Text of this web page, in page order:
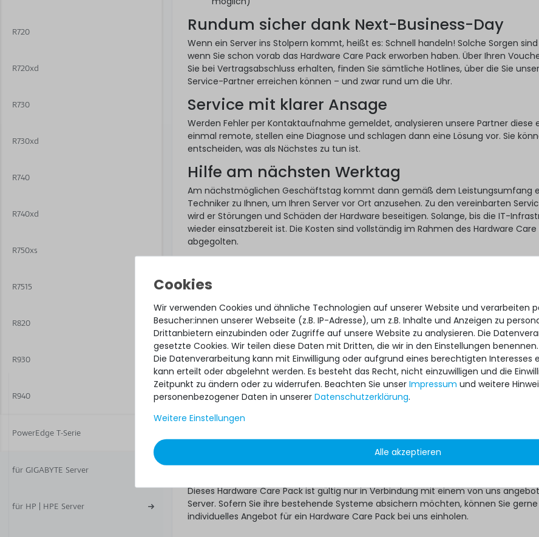
R720
R720xd
R730
R730xd
R740
R740xd
R750xs
R7515
R820
R930
R940
PowerEdge T-Serie
für GIGABYTE Server
für HP | HPE Server
Rundum sicher dank Next-Business-Day
Wenn ein Server ins Stolpern kommt, heißt es: Schnell handeln! Solche Sorgen sind
wenn Sie schon vorab das Hardware Care Pack erworben haben. Über Ihren
Sie bei Vertragsabschluss erhalten, finden Sie sämtliche Hotlines, über die Sie
Service-Partner erreichen können – und zwar rund um die Uhr.
Service mit klarer Ansage
Werden Fehler per Kontaktaufnahme gemeldet, analysieren unsere Partner diese
einmal remote, stellen eine Diagnose und schlagen dann eine Lösung vor. Sie
entscheiden, was als Nächstes zu tun ist.
Hilfe am nächsten Werktag
Am nächstmöglichen Geschäftstag kommt dann gemäß dem Leistungsumfang
Techniker zu Ihnen, um Ihren Server vor Ort anzusehen. Zu den vereinbarten
wird er Störungen und Schäden der Hardware beseitigen. Solange, bis die IT-
wieder einsatzbereit ist. Die Kosten sind vollständig im Rahmen des Hardware Care
abgegolten.
Ein Hardware Care Pack ist die ideale Ergänzung zur gesetzlichen Gewährleistung
unseres Next-Business-Day Hardware Care Packs mit nur wenigen Klicks tun:
Hardware Care Pack für passendes Modell auf Servershop24.de aussuchen
gewünschte Service-Variante mit der geeigneten Laufzeit auswählen
Und bestellen! Falls nicht anders festgelegt, wird Ihr individuelles Hardware Care
Tage nach Lieferung automatisch aktiviert.
Was noch?
Das angebotene Hardware Care Pack erweitert Ihren Schutz. Ihre gesetzlichen
ob das Hardware Care Pack in Anspruch genommen wird, im Rahmen der jeweiligen
Dieses Hardware Care Pack ist gültig nur in Verbindung mit einem von uns
Server. Sofern Sie ihre bestehende Systeme absichern möchten, können Sie
individuelles Angebot für ein Hardware Care Pack bei uns einholen.
Wir verwenden Cookies und ähnliche Technologien auf unserer Website und verarbeiten
Besucher:innen unserer Webseite (z.B. IP-Adresse), um z.B. Inhalte und Anzeigen zu
Drittanbietern einzubinden oder Zugriffe auf unsere Website zu analysieren. Die
gesetzte Cookies. Wir teilen diese Daten mit Dritten, die wir in den Einstellungen benennen.
Die Datenverarbeitung kann mit Einwilligung oder aufgrund eines berechtigten Interesses
kann erteilt oder abgelehnt werden. Es besteht das Recht, nicht einzuwilligen und die
Zeitpunkt zu ändern oder zu widerrufen. Beachten Sie unser Impressum und weitere
personenbezogener Daten in unserer Daten­schutz­erklärung.
Weitere Einstellungen
Alle akzeptieren